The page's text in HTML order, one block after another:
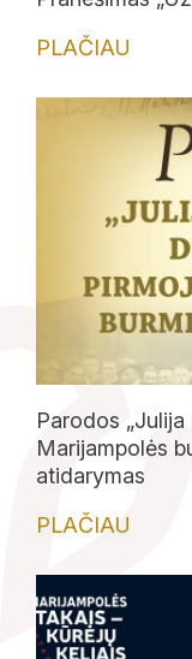
Apie
PLAČIAU
Parodos
Marijampolės
atidarymas
PLAČIAU